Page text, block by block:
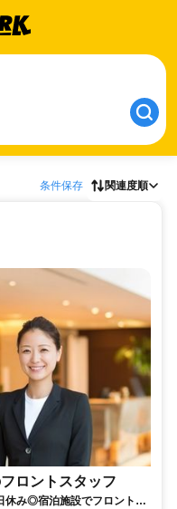
条件保存 関連度順
ロントスタッフ
休み◎宿泊施設でフロント対